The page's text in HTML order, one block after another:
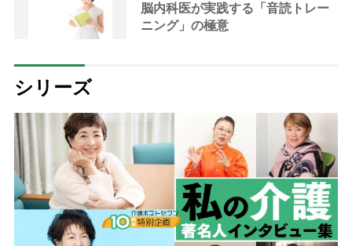
脳内科医が実践する「音読トレー
ニング」の極意
シリーズ